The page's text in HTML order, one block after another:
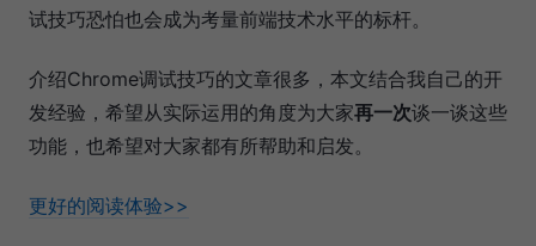
试技巧恐怕也会成为考量前端技术水平的标杆。
介绍Chrome调试技巧的文章很多，本文结合我自己的开
发经验，希望从实际运用的角度为大家再一次谈一谈这些
功能，也希望对大家都有所帮助和启发。
更好的阅读体验>>